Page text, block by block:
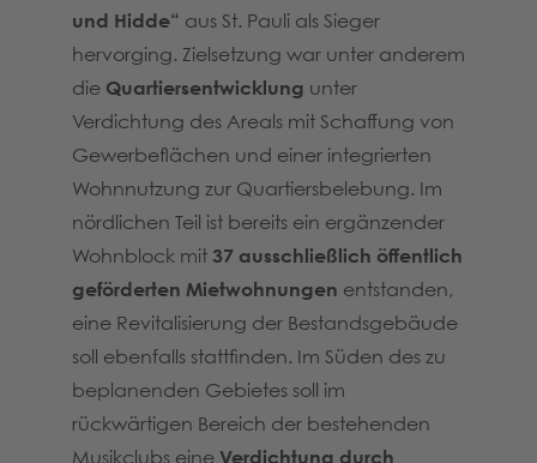
und Hidde“ aus St. Pauli als Sieger
hervorging. Zielsetzung war unter anderem
die Quartiersentwicklung unter
Verdichtung des Areals mit Schaffung von
Gewerbeflächen und einer integrierten
Wohnnutzung zur Quartiersbelebung. Im
nördlichen Teil ist bereits ein ergänzender
Wohnblock mit 37 ausschließlich öffentlich
geförderten Mietwohnungen entstanden,
eine Revitalisierung der Bestandsgebäude
soll ebenfalls stattfinden. Im Süden des zu
beplanenden Gebietes soll im
rückwärtigen Bereich der bestehenden
Musikclubs eine Verdichtung durch